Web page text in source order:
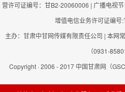
营许可证编号：甘B2-20060006 | 广播电视
增值电信业务许可证编
主办：甘肃中甘网传媒有限责任公司 | 本网
（0931-
Copyright · 2006 - 2017 中国甘肃网（